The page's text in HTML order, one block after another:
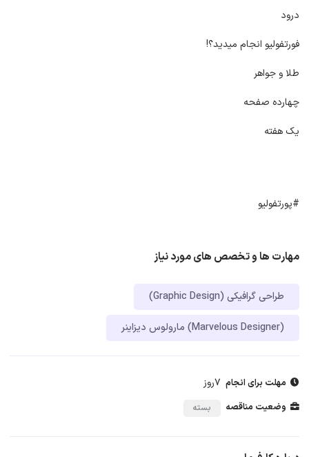
درود
فورتفولیو انجام میدید؟!
طلا و جواهر
چهارده صفحه
یک هفته
#پورتفولیو
مهارت ها و تخصص های مورد نیاز
طراحی گرافیکی (Graphic Design)
مارولوس دیزاینر (Marvelous Designer)
مهلت برای انجام 7روز
وضعیت مناقصه بسته